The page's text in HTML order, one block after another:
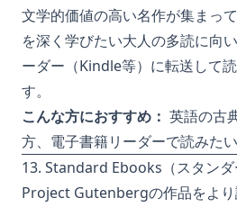
文学的価値の高い名作が集まっ
を深く学びたい大人の多読に向
ーダー（Kindle等）に転送して
す。
こんな方におすすめ： 英語の古
方、電子書籍リーダーで読みたい
13. Standard Ebooks（スタンダ
Project Gutenbergの作品をよ